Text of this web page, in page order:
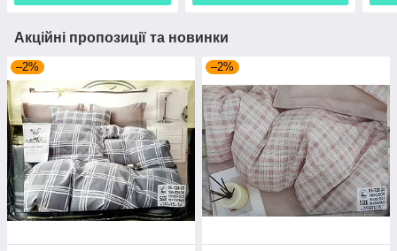
Акційні пропозиції та новинки
–2% –2%